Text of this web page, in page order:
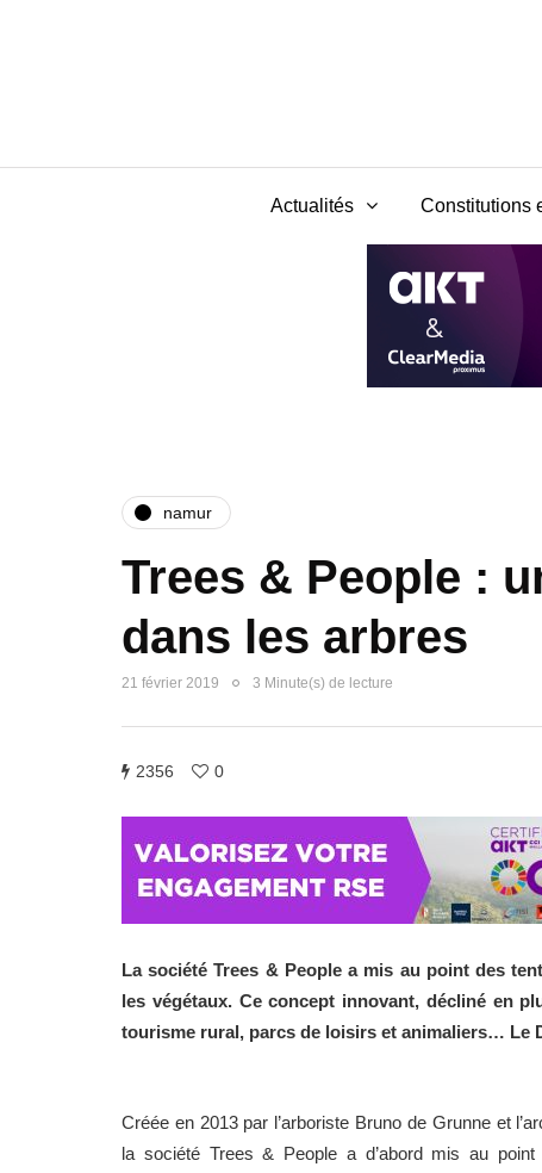
Actualités Constitutions
namur
Trees & People :
dans les arbres
21 février 2019 3 Minute(s) de lecture
2356 0
La société Trees & People a mis au point des
les végétaux. Ce concept innovant, décliné en
tourisme rural, parcs de loisirs et animaliers… Le
Créée en 2013 par l’arboriste Bruno de Grunne et
la société Trees & People a d’abord mis au point